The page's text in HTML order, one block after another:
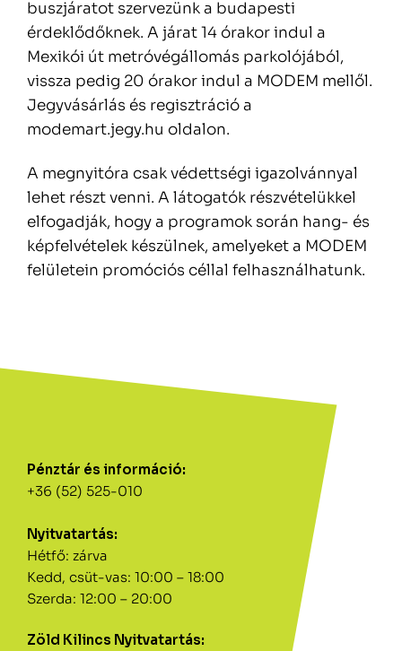
Pénztár és információ:
+36 (52) 525-010
Nyitvatartás:
Hétfő: zárva
Kedd, csüt-vas: 10:00 – 18:00
Szerda: 12:00 – 20:00
Zöld Kilincs Nyitvatartás:
buszjáratot szervezünk a budapesti
érdeklődőknek. A járat 14 órakor indul a
Mexikói út metróvégállomás parkolójából,
vissza pedig 20 órakor indul a MODEM mellől.
Jegyvásárlás és regisztráció a
modemart.jegy.hu oldalon.
A megnyitóra csak védettségi igazolvánnyal
lehet részt venni. A látogatók részvételükkel
elfogadják, hogy a programok során hang- és
képfelvételek készülnek, amelyeket a MODEM
felületein promóciós céllal felhasználhatunk.